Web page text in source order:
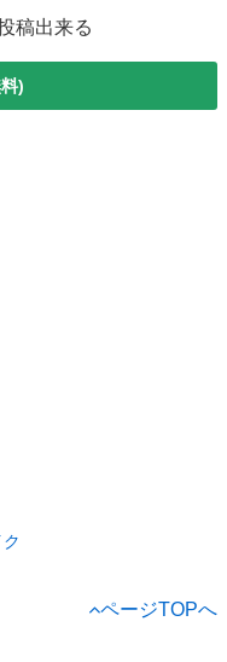
稿出来る
)
ク
ページTOPへ